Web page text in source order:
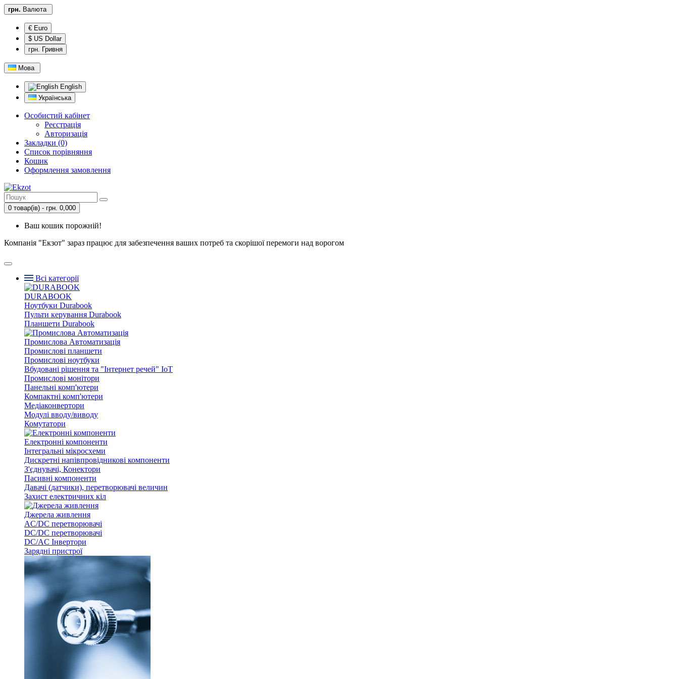
грн. Валюта
€ Euro
$ US Dollar
грн. Гривня
Мова
English
Українська
Особистий кабінет
Реєстрація
Авторизація
Закладки (0)
Список порівняння
Кошик
Оформлення замовлення
0 товар(ів) - грн. 0,000
Ваш кошик порожній!
Компанія "Екзот" зараз працює для забезпечення ваших потреб та скорішої перемоги над ворогом
Всі категорії
DURABOOK
Ноутбуки Durabook
Пульти керування Durabook
Планшети Durabook
Промислова Автоматизація
Промислові планшети
Промислові ноутбуки
Вбудовані рішення та "Інтернет речей" IoT
Промислові монітори
Панельні комп'ютери
Компактні комп'ютери
Медіаконвертори
Модулі вводу/виводу
Комутатори
Електронні компоненти
Інтегральні мікросхеми
Дискретні напівпровідникові компоненти
З'єднувачі, Конектори
Пасивні компоненти
Давачі (датчики), перетворювачі величин
Захист електричних кіл
Джерела живлення
AC/DC перетворювачі
DC/DC перетворювачі
DC/AC Інвертори
Зарядні пристрої